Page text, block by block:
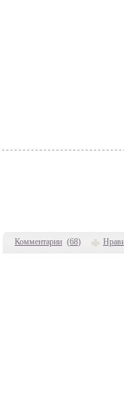
Комментарии (68)